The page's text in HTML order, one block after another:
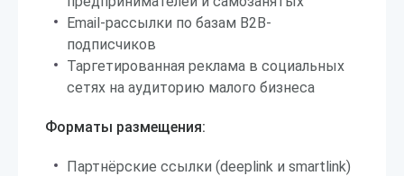
Email-рассылки по базам B2B-
подписчиков
Таргетированная реклама в социальных
сетях на аудиторию малого бизнеса
Форматы размещения:
Партнёрские ссылки (deeplink и smartlink)